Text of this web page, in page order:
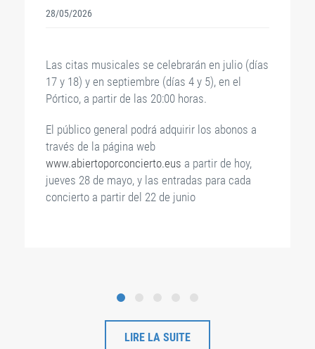
28/05/2026
Las citas musicales se celebrarán en julio (días
17 y 18) y en septiembre (días 4 y 5), en el
Pórtico, a partir de las 20:00 horas.
El público general podrá adquirir los abonos a
través de la página web
www.abiertoporconcierto.eus a partir de hoy,
jueves 28 de mayo, y las entradas para cada
concierto a partir del 22 de junio
LIRE LA SUITE